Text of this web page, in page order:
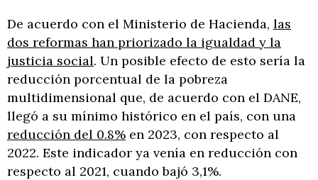
De acuerdo con el Ministerio de Hacienda, las
dos reformas han priorizado la igualdad y la
justicia social. Un posible efecto de esto sería la
reducción porcentual de la pobreza
multidimensional que, de acuerdo con el DANE,
llegó a su mínimo histórico en el país, con una
reducción del 0.8% en 2023, con respecto al
2022. Este indicador ya venía en reducción con
respecto al 2021, cuando bajó 3,1%.